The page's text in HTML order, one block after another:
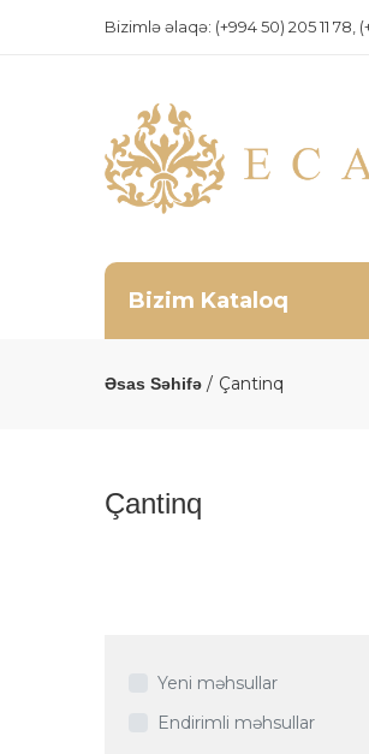
Bizimlə əlaqə: (+994 50) 205 11 78,
Bizim Kataloq
Əsas Səhifə Çantinq
Çantinq
Yeni məhsullar
Endirimli məhsullar